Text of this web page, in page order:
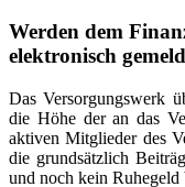
Werden dem
elektronisch
Das Versorgungswerk
die Höhe der an das
aktiven Mitglieder des
die grundsätzlich
und noch kein Ruhegeld